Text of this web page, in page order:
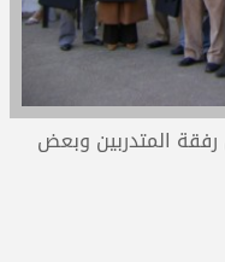
المتدربين وبعض